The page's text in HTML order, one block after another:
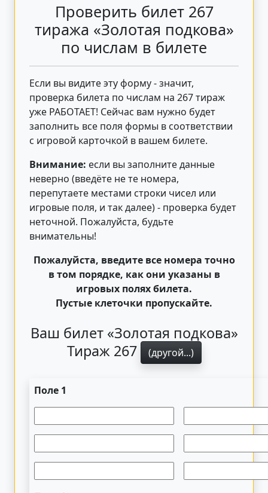
Проверить билет 267
тиража «Золотая подкова»
по числам в билете
Если вы видите эту форму - значит,
проверка билета по числам на 267 тираж
уже РАБОТАЕТ! Сейчас вам нужно будет
заполнить все поля формы в соответствии
с игровой карточкой в вашем билете.
Внимание: если вы заполните данные
неверно (введёте не те номера,
перепутаете местами строки чисел или
игровые поля, и так далее) - проверка будет
неточной. Пожалуйста, будьте
внимательны!
Пожалуйста, введите все номера точно
в том порядке, как они указаны в
игровых полях билета.
Пустые клеточки пропускайте.
Ваш билет «Золотая подкова»
Тираж 267
(другой...)
Поле 1